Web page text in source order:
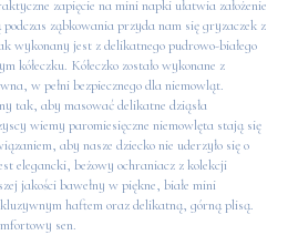
zapięcie na mini napki ułatwia założenie
ząbkowania przyda nam się gryzaczek z
wykonany jest z delikatnego pudrowo-białego
kółeczku. Kółeczko zostało wykonane z
w pełni bezpiecznego dla niemowląt.
tak, aby masować delikatne dziąsła
wiemy paromiesięczne niemowlęta stają się
aby nasze dziecko nie uderzyło się o
elegancki, beżowy ochraniacz z kolekcji
jakości bawełny w piękne, białe mini
haftem oraz delikatną, górną plisą.
sen.